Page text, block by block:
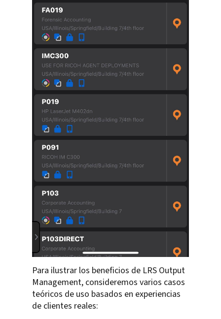
Para ilustrar los beneficios de LRS Output
Management, consideremos varios casos
teóricos de uso basados en experiencias
de clientes reales: